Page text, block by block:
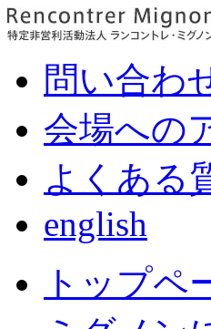
問い合わ
会場への
よくある
english
トップペ